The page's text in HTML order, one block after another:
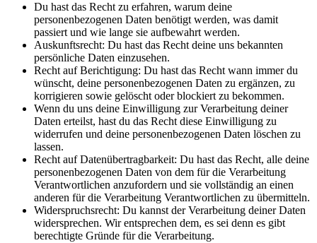
Du hast das Recht zu erfahren, warum deine
personenbezogenen Daten benötigt werden, was damit
passiert und wie lange sie aufbewahrt werden.
Auskunftsrecht: Du hast das Recht deine uns bekannten
persönliche Daten einzusehen.
Recht auf Berichtigung: Du hast das Recht wann immer du
wünscht, deine personenbezogenen Daten zu ergänzen, zu
korrigieren sowie gelöscht oder blockiert zu bekommen.
Wenn du uns deine Einwilligung zur Verarbeitung deiner
Daten erteilst, hast du das Recht diese Einwilligung zu
widerrufen und deine personenbezogenen Daten löschen zu
lassen.
Recht auf Datenübertragbarkeit: Du hast das Recht, alle deine
personenbezogenen Daten von dem für die Verarbeitung
Verantwortlichen anzufordern und sie vollständig an einen
anderen für die Verarbeitung Verantwortlichen zu übermitteln.
Widerspruchsrecht: Du kannst der Verarbeitung deiner Daten
widersprechen. Wir entsprechen dem, es sei denn es gibt
berechtigte Gründe für die Verarbeitung.